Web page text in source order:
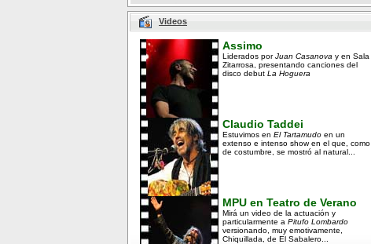
Videos
Assimo
Liderados porJuan Casanova y en Sala
Zitarrosa, presentando canciones del
disco debut La Hoguera
Claudio Taddei
Estuvimos en El Tartamudo en un
extenso e intenso show en el que, como
de costumbre, se mostró al natural...
MPU en Teatro de Verano
Mirá un video de la actuación y
particularmente a Pitufo Lombardo
versionando, muy emotivamente,
Chiquillada, de El Sabalero...